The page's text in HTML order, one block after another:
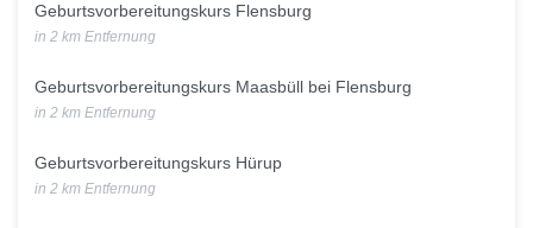
Geburtsvorbereitungskurs Flensburg
in 2 km Entfernung
Geburtsvorbereitungskurs Maasbüll bei Flensburg
in 2 km Entfernung
Geburtsvorbereitungskurs Hürup
in 2 km Entfernung